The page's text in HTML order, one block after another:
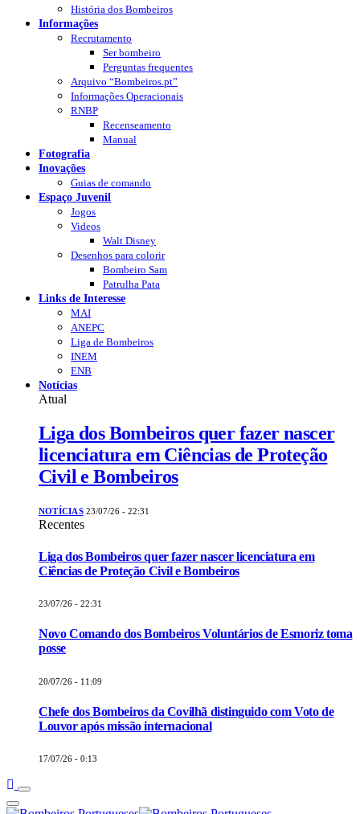
História dos Bombeiros
Informações
Recrutamento
Ser bombeiro
Perguntas frequentes
Arquivo “Bombeiros.pt”
Informações Operacionais
RNBP
Recenseamento
Manual
Fotografia
Inovações
Guias de comando
Espaço Juvenil
Jogos
Videos
Walt Disney
Desenhos para colorir
Bombeiro Sam
Patrulha Pata
Links de Interesse
MAI
ANEPC
Liga de Bombeiros
INEM
ENB
Notícias
Atual
Liga dos Bombeiros quer fazer nascer
licenciatura em Ciências de Proteção
Civil e Bombeiros
NOTÍCIAS 23/07/26 - 22:31
Recentes
Liga dos Bombeiros quer fazer nascer licenciatura em
Ciências de Proteção Civil e Bombeiros
23/07/26 - 22:31
Novo Comando dos Bombeiros Voluntários de Esmoriz toma
posse
20/07/26 - 11:09
Chefe dos Bombeiros da Covilhã distinguido com Voto de
Louvor após missão internacional
17/07/26 - 0:13